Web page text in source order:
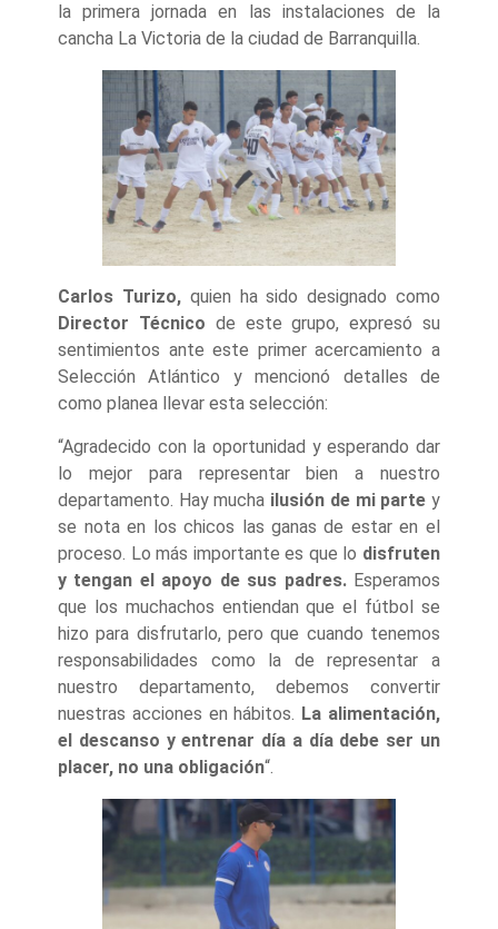
la primera jornada en las instalaciones de la
cancha La Victoria de la ciudad de Barranquilla.
Carlos Turizo, quien ha sido designado como
Director Técnico de este grupo, expresó su
sentimientos ante este primer acercamiento a
Selección Atlántico y mencionó detalles de
como planea llevar esta selección:
“Agradecido con la oportunidad y esperando dar
lo mejor para representar bien a nuestro
departamento. Hay mucha ilusión de mi parte y
se nota en los chicos las ganas de estar en el
proceso. Lo más importante es que lo disfruten
y tengan el apoyo de sus padres.Esperamos
que los muchachos entiendan que el fútbol se
hizo para disfrutarlo, pero que cuando tenemos
responsabilidades como la de representar a
nuestro departamento, debemos convertir
nuestras acciones en hábitos. La alimentación,
el descanso y entrenar día a día debe ser un
placer, no una obligación“.